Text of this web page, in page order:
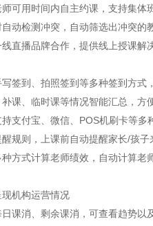
用时间内自主约课，支持集体
检测冲突，自动筛选出冲突的
播品牌合作，提供线上授课解
到、拍照签到等多种签到方式
、临时课等情况智能汇总，方
付宝、微信、POS机刷卡等多
则，上课前自动提醒家长/孩子
式计算老师绩效，自动计算老
机构运营情况
消、剩余课消，可查看趋势以